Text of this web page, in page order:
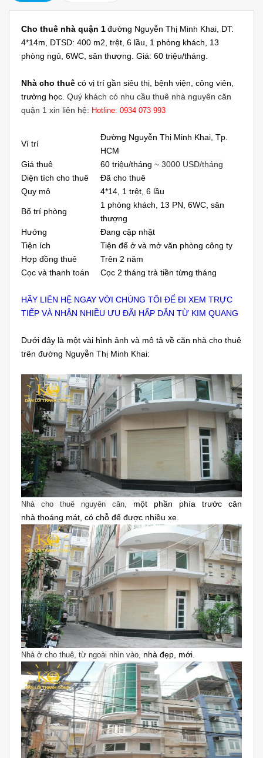
Cho thuê nhà quận 1đường Nguyễn Thị Minh Khai, DT:
4*14m, DTSD: 400 m2, trệt, 6 lầu, 1 phòng khách, 13
phòng ngủ, 6WC, sân thượng. Giá: 60 triệu/tháng.
Nhà cho thuê có vị trí gần siêu thị, bệnh viện, công viên,
trường học. Quý khách có nhu cầu thuê nhà nguyên căn
quận 1 xin liên hệ: Hotline: 0934 073 993
Ví trí
Đường Nguyễn Thị Minh Khai, Tp.
HCM
Giá thuê
60 triệu/tháng ~ 3000 USD/tháng
Diện tích cho thuê
Đã cho thuê
Quy mô
4*14, 1 trệt, 6 lầu
Bố trí phòng
1 phòng khách, 13 PN, 6WC, sân
thượng
Hướng
Đang cập nhật
Tiện ích
Tiện để ở và mở văn phòng công ty
Hợp đồng thuê
Trên 2 năm
Cọc và thanh toán
Cọc 2 tháng trả tiền từng tháng
HÃY LIÊN HỆ NGAY VỚI CHÚNG TÔI ĐỂ ĐI XEM TRỰC
TIẾP VÀ NHẬN NHIỀU ƯU ĐÃI HẤP DẪN TỪ KIM QUANG
Dưới đây là một vài hình ảnh và mô tả về căn nhà cho thuê
trên đường Nguyễn Thị Minh Khai:
Nhà cho thuê nguyên căn, một phần phía trước căn
nhà thoáng mát, có chỗ để được nhiều xe.
Nhà ở cho thuê, từ ngoài nhìn vào, nhà đẹp, mới.